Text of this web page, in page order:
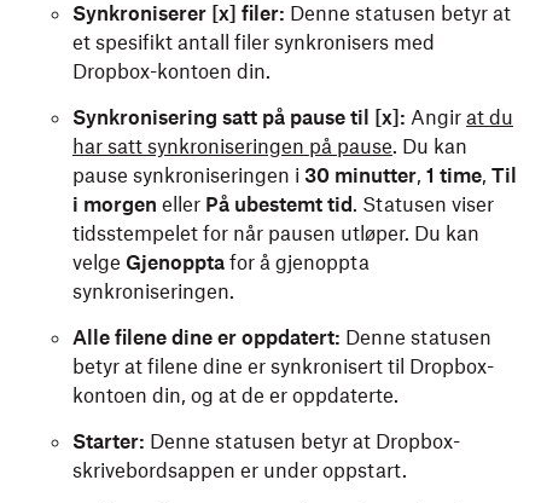
Synkroniserer [x] filer: Denne statusen betyr at
et spesifikt antall filer synkronisers med
Dropbox-kontoen din.
Synkronisering satt på pause til [x]: Angir at du
har satt synkroniseringen på pause. Du kan
pause synkroniseringen i 30 minutter, 1 time, Til
i morgen eller På ubestemt tid . Statusen viser
tidsstempelet for når pausen utløper. Du kan
velge Gjenoppta for å gjenoppta
synkroniseringen.
Alle filene dine er oppdatert: Denne statusen
betyr at filene dine er synkronisert til Dropbox-
kontoen din, og at de er oppdaterte.
Starter: Denne statusen betyr at Dropbox-
skrivebordsappen er under oppstart.